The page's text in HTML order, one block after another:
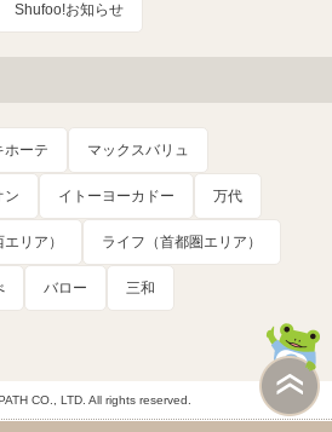
Shufoo!お知らせ
ホーテ マックスバリュ
ン イトーヨーカドー 万代
リア） ライフ（首都圏エリア）
バロー 三和
CO., LTD. All rights reserved.